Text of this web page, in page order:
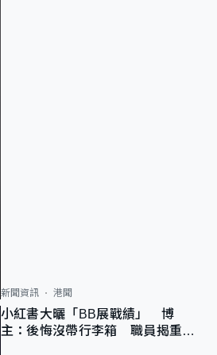
新聞資訊 港聞
小紅書大曬「BB展戰績」 博
主：後悔沒帶行李箱 職員揭重複